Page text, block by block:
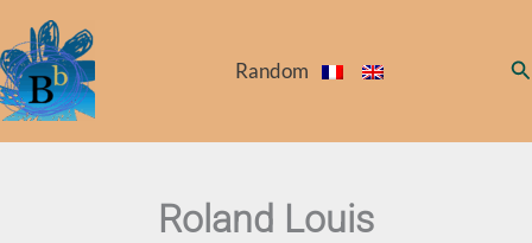
to
content
Random
Roland Louis